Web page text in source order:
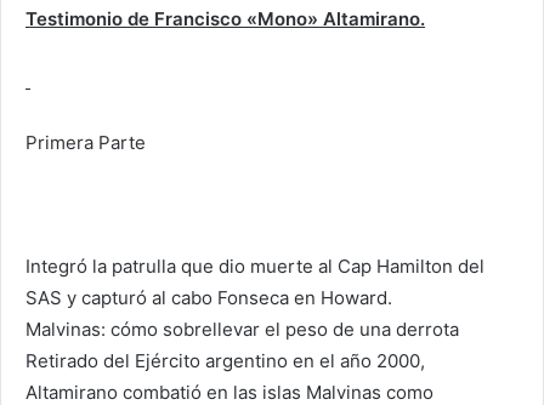
Testimonio de Francisco «Mono» Altamirano.
Primera Parte
Integró la patrulla que dio muerte al Cap Hamilton del
SAS y capturó al cabo Fonseca en Howard.
Malvinas: cómo sobrellevar el peso de una derrota
Retirado del Ejército argentino en el año 2000,
Altamirano combatió en las islas Malvinas como